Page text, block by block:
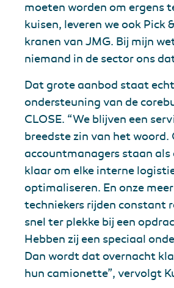
moeten worden om ergens
kuisen, leveren we ook Pick
kranen van JMG. Bij mijn
niemand in de sector ons
Dat grote aanbod staat
ondersteuning van de
CLOSE. “We blijven een
breedste zin van het woord.
accountmanagers staan
klaar om elke interne
optimaliseren. En onze
techniekers rijden constant
snel ter plekke bij een
Hebben zij een speciaal
Dan wordt dat overnacht
hun camionette”, vervolgt